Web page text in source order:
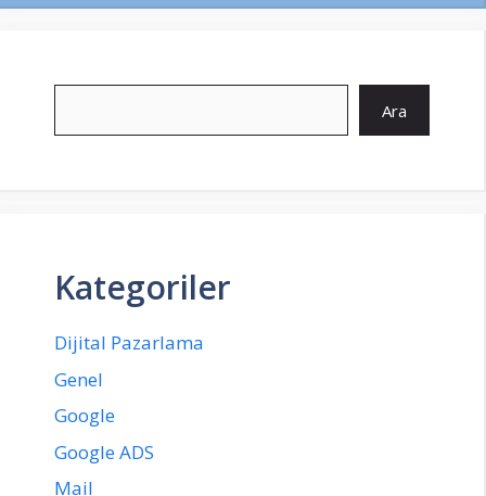
Ara
Kategoriler
Dijital Pazarlama
Genel
Google
Google ADS
Mail